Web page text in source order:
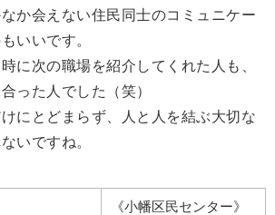
か会えない住民同士のコミュニケー
いいです。
に次の職場を紹介してくれた人も、
った人でした（笑）
にとどまらず、人と人を結ぶ大切な
いですね。
《小幡区民センター》